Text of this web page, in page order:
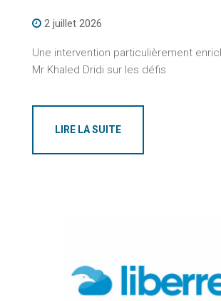
2 juillet 2026
Une intervention particulièrement
Mr Khaled Dridi sur les défis
LIRE LA SUITE